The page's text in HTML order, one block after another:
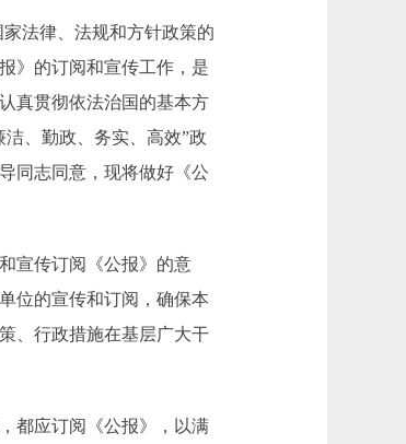
法律、法规和方针政策的
》的订阅和宣传工作，是
真贯彻依法治国的基本方
、勤政、务实、高效”政
同志同意，现将做好《公
宣传订阅《公报》的意
位的宣传和订阅，确保本
、行政措施在基层广大干
都应订阅《公报》，以满